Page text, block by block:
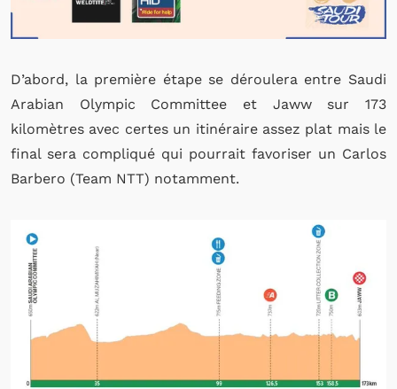
D’abord, la première étape se déroulera entre Saudi
Arabian Olympic Committee et Jaww sur 173
kilomètres avec certes un itinéraire assez plat mais le
final sera compliqué qui pourrait favoriser un Carlos
Barbero (Team NTT) notamment.